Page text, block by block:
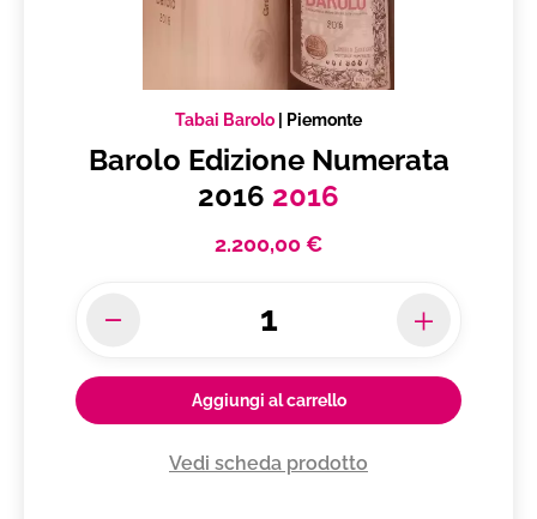
Tabai Barolo Piemonte
Barolo Edizione Numerata
2016 2016
2.200,00 €
Aggiungi al carrello
Vedi scheda prodotto